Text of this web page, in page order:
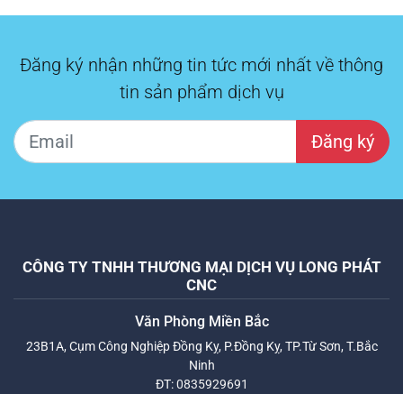
Đăng ký nhận những tin tức mới nhất về thông
tin sản phẩm dịch vụ
Đăng ký
CÔNG TY TNHH THƯƠNG MẠI DỊCH VỤ LONG PHÁT
CNC
Văn Phòng Miền Bắc
23B1A, Cụm Công Nghiệp Đồng Kỵ, P.Đồng Kỵ, TP.Từ Sơn, T.Bắc
Ninh
ĐT:0835929691